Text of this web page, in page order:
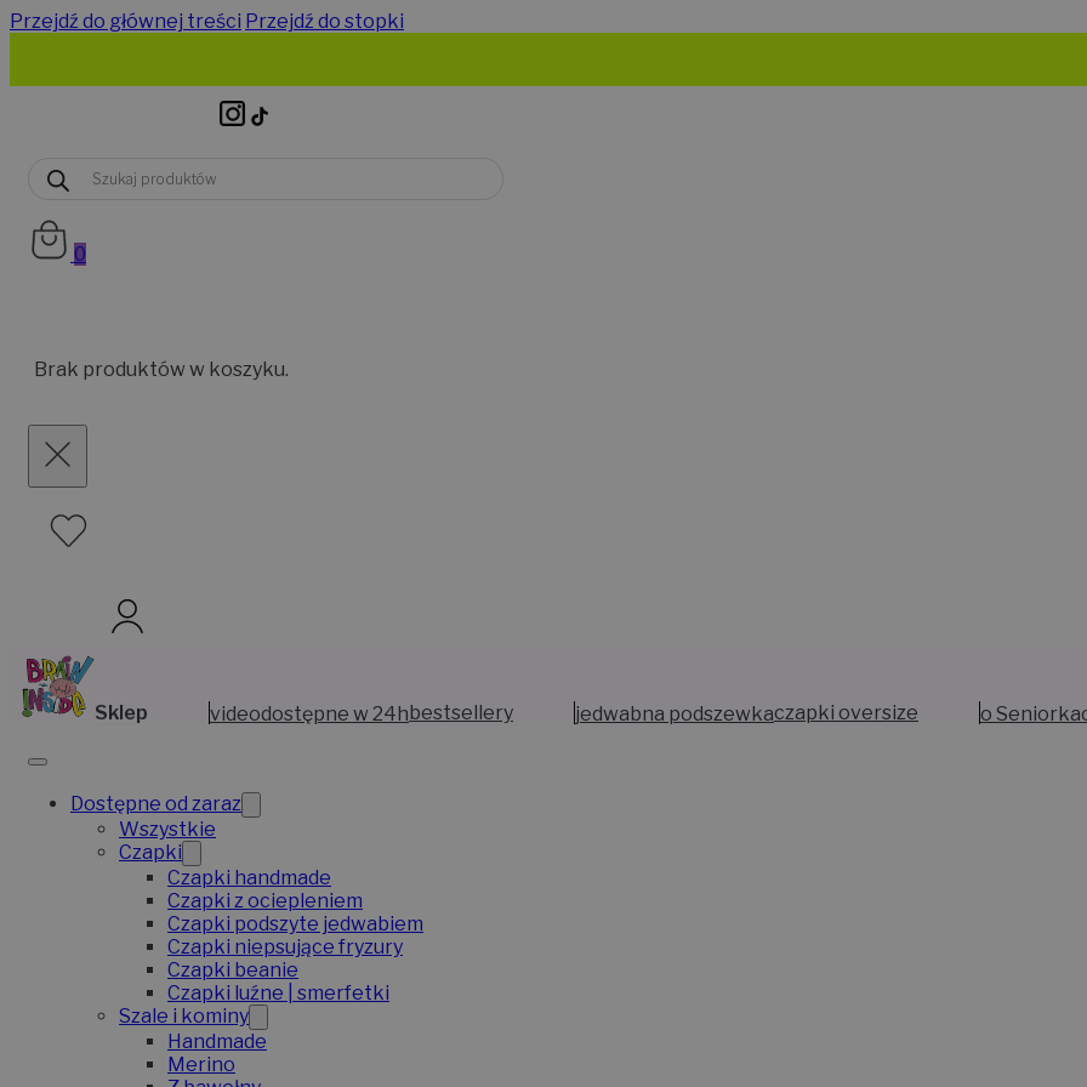
Przejdź do głównej treści Przejdź do stopki
Wyszukiwarka
produktów
0
Brak produktów w koszyku.
Sklep videodostępne w 24hbestsellery jedwabna podszewkaczapki oversize o
Dostępne od zaraz
Wszystkie
Czapki
Czapki handmade
Czapki z ociepleniem
Czapki podszyte jedwabiem
Czapki niepsujące fryzury
Czapki beanie
Czapki luźne | smerfetki
Szale i kominy
Handmade
Merino